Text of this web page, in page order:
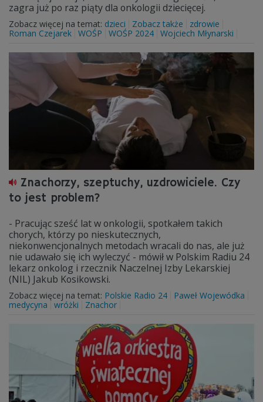
zagra już po raz piąty dla onkologii dziecięcej.
Zobacz więcej na temat: dzieci Zobacz także
zdrowie
Roman Czejarek WOŚP WOŚP 2024 Wojciech Młynarski
Znachorzy, szeptuchy, uzdrowiciele. Czy
to jest problem?
- Pracując sześć lat w onkologii, spotkałem takich
chorych, którzy po nieskutecznych,
niekonwencjonalnych metodach wracali do nas, ale już
nie udawało się ich wyleczyć - mówił w Polskim Radiu 24
lekarz onkolog i rzecznik Naczelnej Izby Lekarskiej
(NIL) Jakub Kosikowski.
Zobacz więcej na temat: Polskie Radio 24
Paweł Wojewódka
medycyna
wróżki Znachor